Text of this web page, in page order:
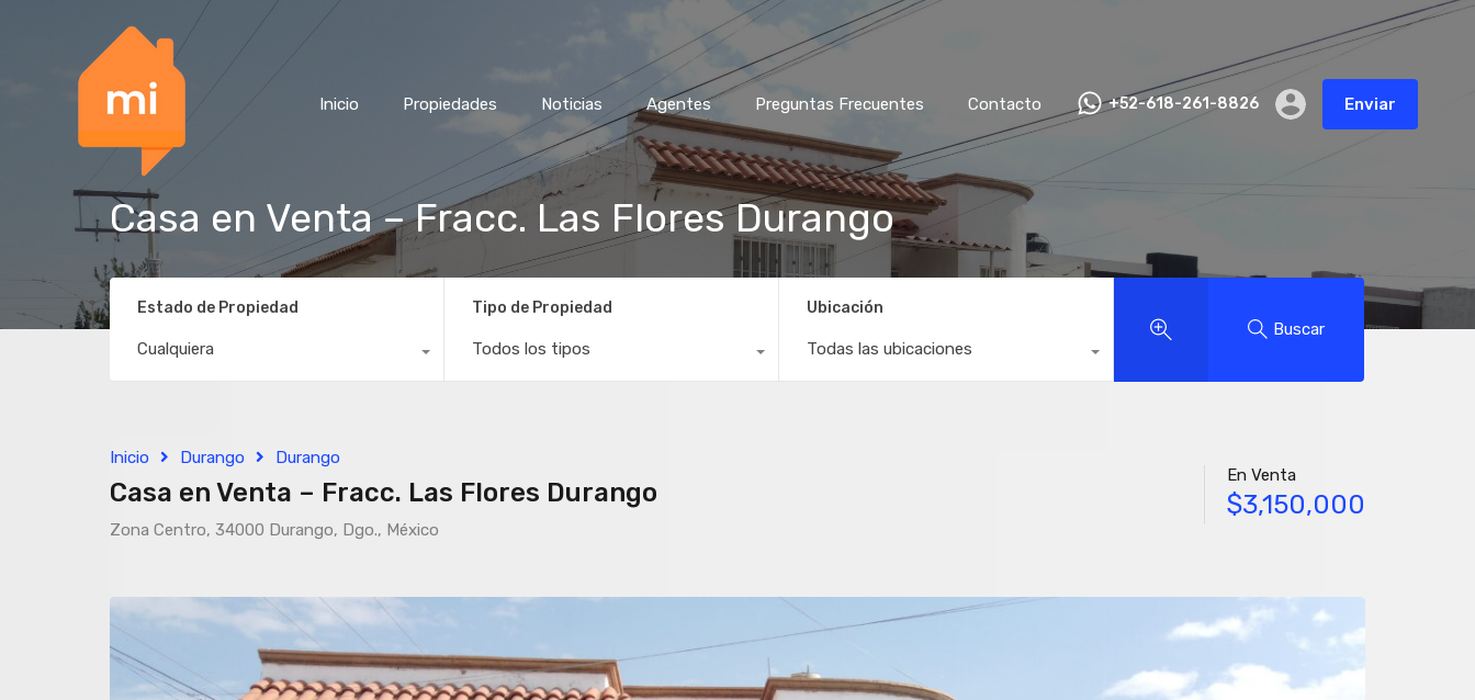
Inicio Propiedades Noticias Agentes Preguntas Frecuentes Contacto +52-618-261-8826 Enviar
Casa en Venta – Fracc. Las Flores Durango
Estado de Propiedad
Cualquiera
Tipo de Propiedad
Todos los tipos
Ubicación
Todas las ubicaciones
Buscar
Inicio Durango Durango
Casa en Venta – Fracc. Las Flores Durango
Zona Centro, 34000 Durango, Dgo., México
En Venta
$3,150,000